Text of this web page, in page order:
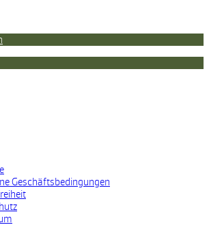
Geschäftsbedingungen